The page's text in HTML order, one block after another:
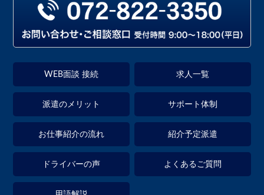
WEB面談 接続 求人一覧
派遣のメリット サポート体制
お仕事紹介の流れ 紹介予定派遣
ドライバーの声 よくあるご質問